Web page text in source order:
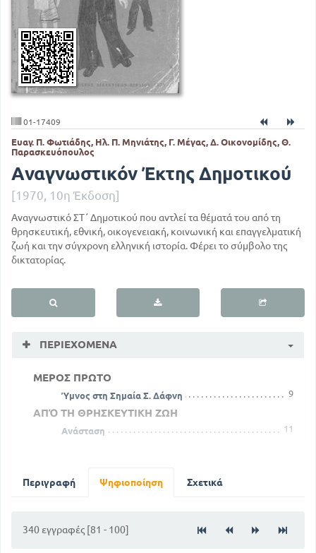
01-17409
Ευαγ. Π. Φωτιάδης, Ηλ. Π. Μηνιάτης, Γ. Μέγας, Δ. Οικονομίδης, Θ.
Παρασκευόπουλος
Αναγνωστικόν Έκτης Δημοτικού
[1970, 10η Έκδοση]
Αναγνωστικό ΣΤ΄ Δημοτικού που αντλεί τα θέματά του από τη
θρησκευτική, εθνική, οικογενειακή, κοινωνική και επαγγελματική
ζωή και την σύγχρονη ελληνική ιστορία. Φέρει το σύμβολο της
δικτατορίας.
ΠΕΡΙΕΧΌΜΕΝΑ
ΜΕΡΟΣ ΠΡΩΤΟ
Ύμνος στη Σημαία Σ. Δάφνη 9
ΑΠΌ ΤΗ ΘΡΗΣΚΕΥΤΙΚΗ ΖΩΗ
Ανάσταση
11
Η ευσέβεια του στρατού μας
Ζει ο βασιλιάς Αλέξανδρος Γ. Δροσίνη
35
Περιγραφή Ψηφιοποίηση Σχετικά
340 εγγραφές [81 - 100]